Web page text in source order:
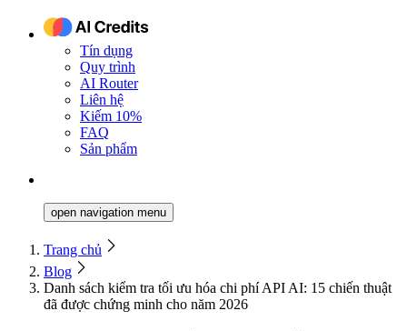
Tín dụng
Quy trình
AI Router
Liên hệ
Kiếm 10%
FAQ
Sản phẩm
open navigation menu
Trang chủ
Blog
Danh sách kiểm tra tối ưu hóa chi phí API AI: 15 chiến thuật
đã được chứng minh cho năm 2026